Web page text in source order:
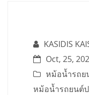
KASIDIS
Oct, 25,
หม้อน้ำรถย
หม้อน้ำรถยนต์